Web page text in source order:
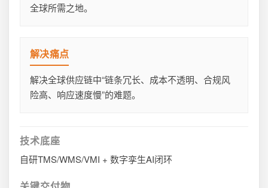
全球所需之地。
解决痛点
解决全球供应链中“链条冗长、成本不透明、合规风
险高、响应速度慢”的难题。
技术底座
自研TMS/WMS/VMI + 数字孪生AI闭环